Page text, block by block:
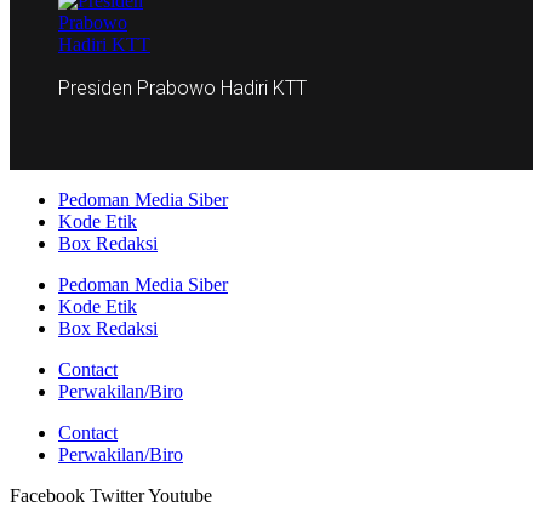
Presiden Prabowo Hadiri KTT
Pedoman Media Siber
Kode Etik
Box Redaksi
Pedoman Media Siber
Kode Etik
Box Redaksi
Contact
Perwakilan/Biro
Contact
Perwakilan/Biro
Facebook TwitterYoutube